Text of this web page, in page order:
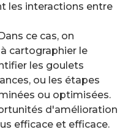
les interactions entre
ce cas, on
cartographier le
les goulets
ou les étapes
ou optimisées.
d'amélioration
efficace et efficace.